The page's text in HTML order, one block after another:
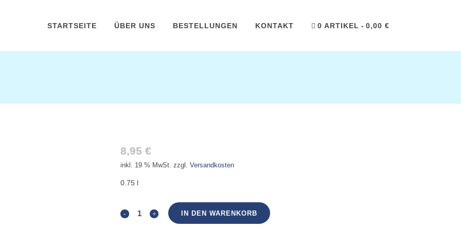
STARTSEITE ÜBER UNS BESTELLUNGEN KONTAKT 0 ARTIKEL 0,00 €
8,95 €
inkl. 19 % MwSt. zzgl. Versandkosten
0.75 l
Wegner IN DEN WARENKORB